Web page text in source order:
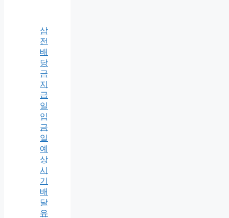
삼
전
배
당
금
지
급
일
입
금
일
예
상
시
기
배
달
유